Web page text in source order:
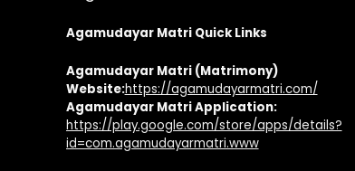
Agamudayar Matri Quick Links
Agamudayar Matri (Matrimony)
Website:https://agamudayarmatri.com/
Agamudayar Matri Application:
https://play.google.com/store/apps/details?
id=com.agamudayarmatri.www